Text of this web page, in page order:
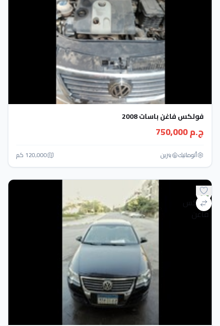
فولكس فاغن باسات 2008
ج.م 750,000
أتوماتيك‎ بنزين 120,000 كم